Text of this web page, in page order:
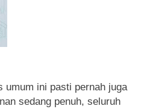
umum ini pasti pernah juga
sedang penuh, seluruh